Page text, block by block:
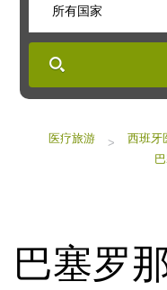
所有国家
医疗旅游 > 西班牙
巴塞罗